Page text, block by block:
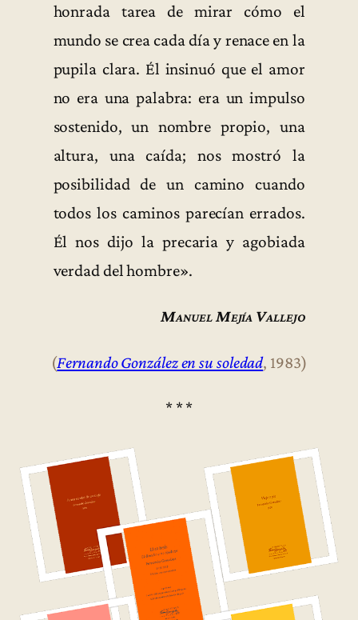
honrada tarea de mirar cómo el
mundo se crea cada día y renace en la
pupila clara. Él insinuó que el amor
no era una palabra: era un impulso
sostenido, un nombre propio, una
altura, una caída; nos mostró la
posibilidad de un camino cuando
todos los caminos parecían errados.
Él nos dijo la precaria y agobiada
verdad del hombre».
Manuel Mejía Vallejo
(Fernando González en su soledad, 1983)
* * *